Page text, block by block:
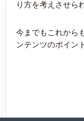
り方を考えさせら
今までもこれから
ンテンツのポイン